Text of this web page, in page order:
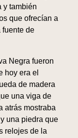
y también
que ofrecían a
fuente de
Negra fueron
hoy era el
de madera
una viga de
atrás mostraba
una piedra que
relojes de la